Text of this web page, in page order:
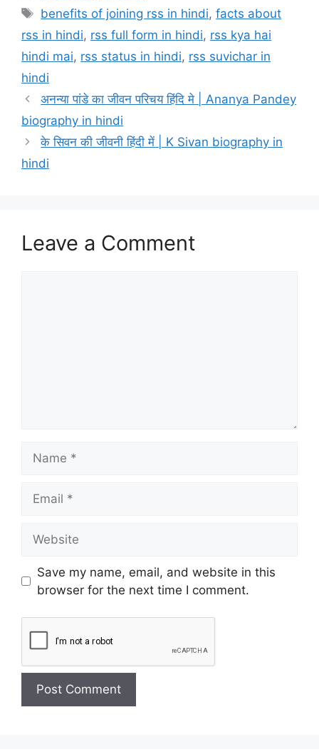
Tags
benefits of joining rss in hindi,facts about
rss in hindi, rss full form in hindi, rss kya hai
hindi mai, rss status in hindi, rss suvichar in
hindi
अनन्या पांडे का जीवन परिचय हिंदि मे | Ananya Pandey
biography in hindi
के सिवन की जीवनी हिंदी में | K Sivan biography in
hindi
Leave a Comment
Save my name, email, and website in this
browser for the next time I comment.